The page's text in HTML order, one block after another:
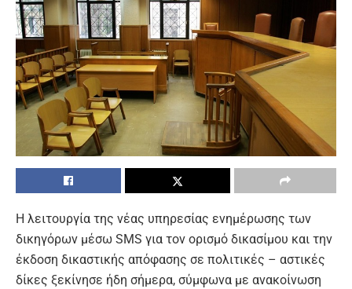
Η λειτουργία της νέας υπηρεσίας ενημέρωσης των
δικηγόρων μέσω SMS για τον ορισμό δικασίμου και την
έκδοση δικαστικής απόφασης σε πολιτικές – αστικές
δίκες ξεκίνησε ήδη σήμερα, σύμφωνα με ανακοίνωση